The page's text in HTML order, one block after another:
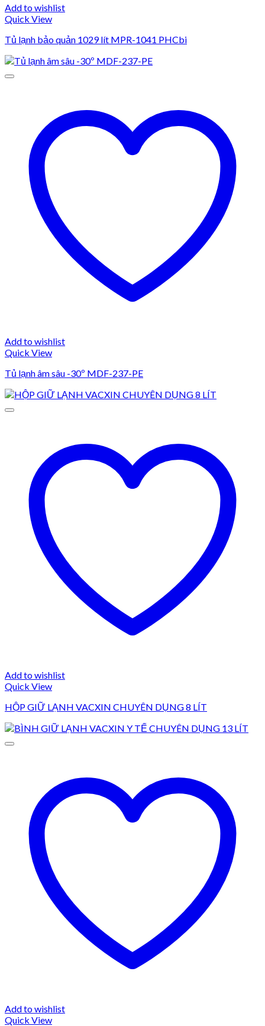
Add to wishlist
Quick View
Tủ lạnh bảo quản 1029 lít MPR-1041 PHCbi
Add to wishlist
Quick View
Tủ lạnh âm sâu -30º MDF-237-PE
Add to wishlist
Quick View
HỘP GIỮ LẠNH VACXIN CHUYÊN DỤNG 8 LÍT
Add to wishlist
Quick View